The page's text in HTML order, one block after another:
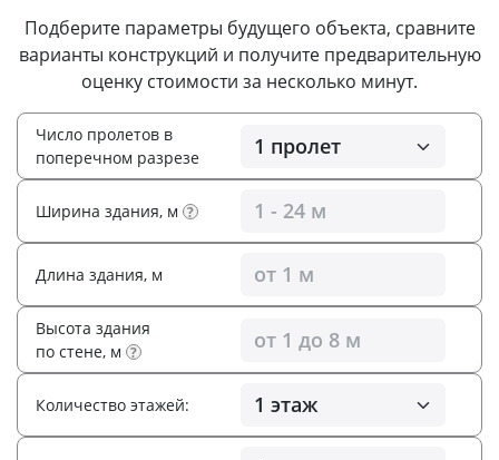
Подберите параметры будущего объекта, сравните
варианты конструкций и получите предварительную
оценку стоимости за несколько минут.
Число пролетов в
поперечном разрезе
Ширина здания, м ?
Длина здания, м
Высота здания
по стене, м ?
Количество этажей: